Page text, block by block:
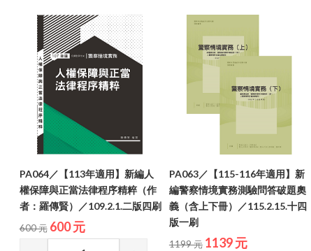
PA064／【113年適用】新編人
權保障與正當法律程序精粹（作
者：羅傳賢）／109.2.1.二版四刷
600 元 600 元
PA063／【115-116年適用】新
編警察情境實務測驗問答破題奧
義（含上下冊）／115.2.15.十四
版一刷
1199 元 1139 元